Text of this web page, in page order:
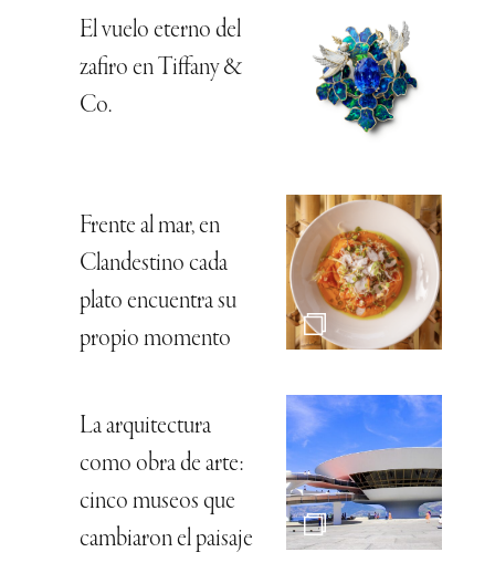
El vuelo eterno del
zafiro en Tiffany &
Co.
Frente al mar, en
Clandestino cada
plato encuentra su
propio momento
La arquitectura
como obra de arte:
cinco museos que
cambiaron el paisaje